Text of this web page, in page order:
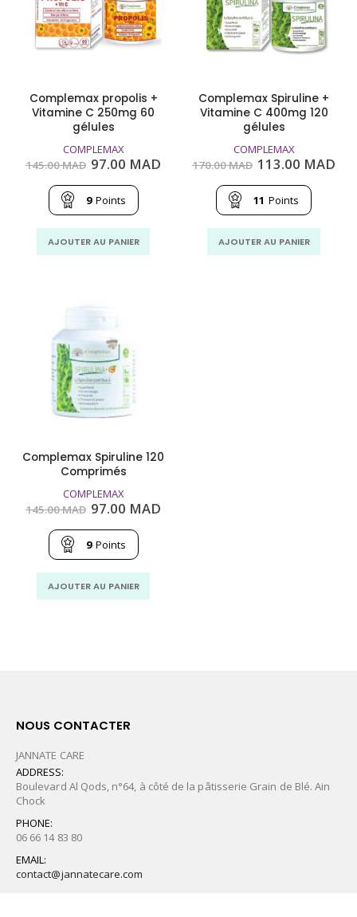
Complemax propolis +
Vitamine C 250mg 60
gélules
COMPLEMAX
145.00MAD Le
initial
était :
145.00
MAD.
97.00 MAD
9 Points
AJOUTER AU PANIER
Complemax Spiruline +
Vitamine C 400mg 120
gélules
COMPLEMAX
170.00MAD Le
initial
était :
170.00
MAD.
113.00 MAD
11 Points
AJOUTER AU PANIER
Complemax Spiruline 120
Comprimés
COMPLEMAX
145.00MAD Le
initial
était :
145.00
MAD.
97.00 MAD
9 Points
AJOUTER AU PANIER
NOUS CONTACTER
JANNATE CARE
ADDRESS:
Boulevard Al Qods, n°64, à côté de la pâtisserie Grain de Blé. Ain
Chock
PHONE:
06 66 14 83 80
EMAIL:
contact@jannatecare.com